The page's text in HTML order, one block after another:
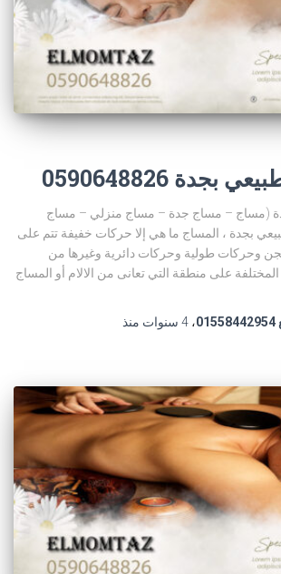
0590648826
(مساج – مساج جدة – مساج منزلي – مساج
بجدة ، المساج ما هي إلا حركات خفيفة تتم على
وحركات طولية وحركات دائرية وغيرها من
على منطقة التي تعانى من الالام أو المساج
، 4 سنوات منذ